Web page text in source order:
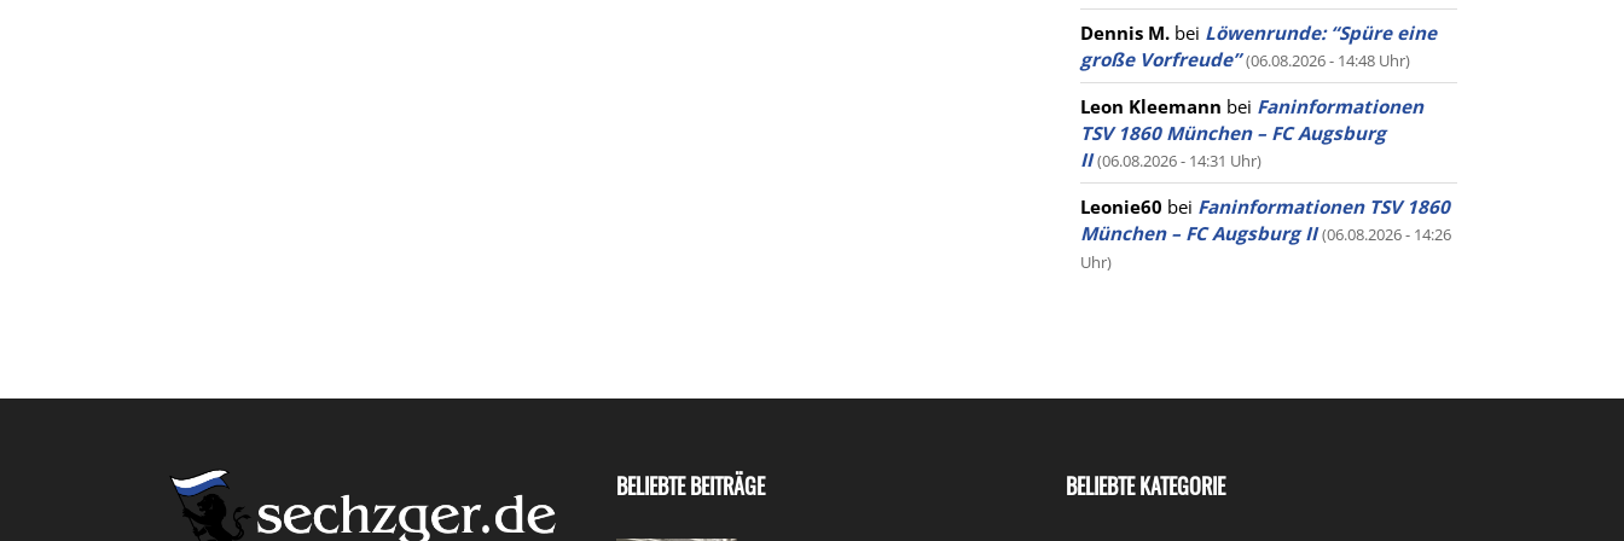
Dennis M. bei Löwenrunde: “Spüre eine
große Vorfreude” (06.08.2026 - 14:48 Uhr)
Leon Kleemann bei Faninformationen
TSV 1860 München – FC Augsburg
II (06.08.2026 - 14:31 Uhr)
Leonie60 bei Faninformationen TSV 1860
München – FC Augsburg II (06.08.2026 - 14:26
Uhr)
BELIEBTE BEITRÄGE BELIEBTE KATEGORIE